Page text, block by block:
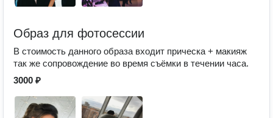
Образ для фотосессии
В стоимость данного образа входит прическа + макияж
так же сопровождение во время съёмки в течении часа.
3000 ₽